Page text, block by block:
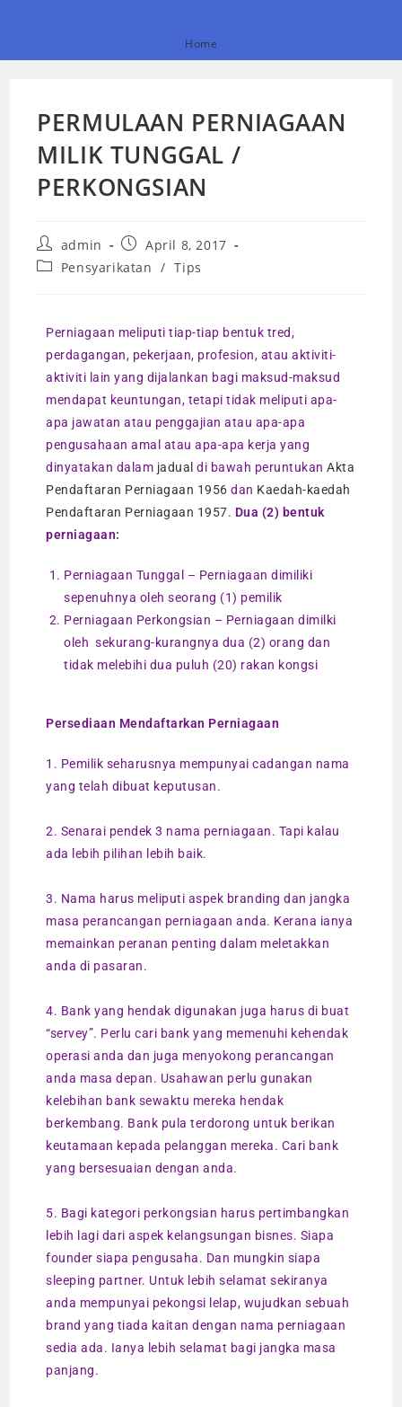
Home
PERMULAAN PERNIAGAAN
MILIK TUNGGAL /
PERKONGSIAN
admin
April 8, 2017
Pensyarikatan / Tips
Perniagaan meliputi tiap-tiap bentuk tred,
perdagangan, pekerjaan, profesion, atau aktiviti-
aktiviti lain yang dijalankan bagi maksud-maksud
mendapat keuntungan, tetapi tidak meliputi apa-
apa jawatan atau penggajian atau apa-apa
pengusahaan amal atau apa-apa kerja yang
dinyatakan dalam jadual di bawah peruntukanAkta
Pendaftaran Perniagaan 1956 dan Kaedah-kaedah
Pendaftaran Perniagaan 1957. Dua (2) bentuk
perniagaan:
Perniagaan Tunggal – Perniagaan dimiliki
sepenuhnya oleh seorang (1) pemilik
Perniagaan Perkongsian – Perniagaan dimilki
oleh sekurang-kurangnya dua (2) orang dan
tidak melebihi dua puluh (20) rakan kongsi
Persediaan Mendaftarkan Perniagaan
1. Pemilik seharusnya mempunyai cadangan nama
yang telah dibuat keputusan.
2. Senarai pendek 3 nama perniagaan. Tapi kalau
ada lebih pilihan lebih baik.
3. Nama harus meliputi aspek branding dan jangka
masa perancangan perniagaan anda. Kerana ianya
memainkan peranan penting dalam meletakkan
anda di pasaran.
4. Bank yang hendak digunakan juga harus di buat
“servey”. Perlu cari bank yang memenuhi kehendak
operasi anda dan juga menyokong perancangan
anda masa depan. Usahawan perlu gunakan
kelebihan bank sewaktu mereka hendak
berkembang. Bank pula terdorong untuk berikan
keutamaan kepada pelanggan mereka. Cari bank
yang bersesuaian dengan anda.
5. Bagi kategori perkongsian harus pertimbangkan
lebih lagi dari aspek kelangsungan bisnes. Siapa
founder siapa pengusaha. Dan mungkin siapa
sleeping partner. Untuk lebih selamat sekiranya
anda mempunyai pekongsi lelap, wujudkan sebuah
brand yang tiada kaitan dengan nama perniagaan
sedia ada. Ianya lebih selamat bagi jangka masa
panjang.